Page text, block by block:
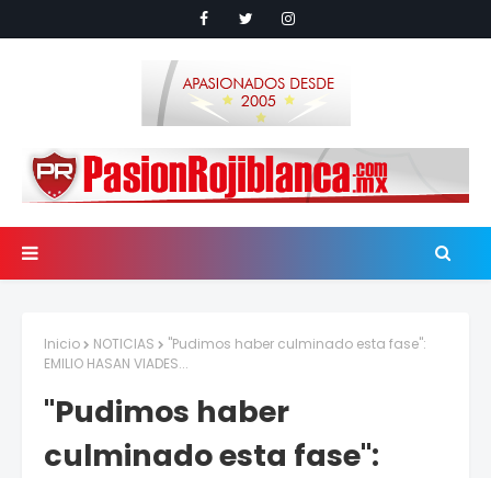
Inicio NOTICIAS
"Pudimos haber culminado esta fase":
EMILIO HASAN VIADES...
"Pudimos haber
culminado esta fase":